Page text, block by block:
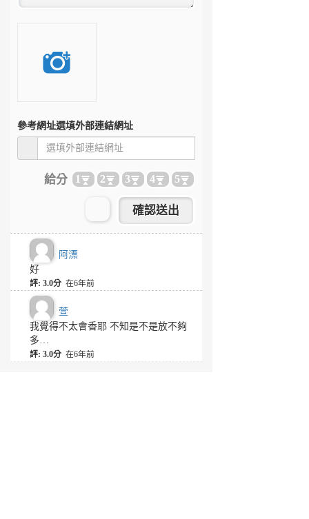
參考網址選填外部連結網址
給分 1 2 3 4 5
阿漂
好
評: 3.0分 在6年前
萱
我覺得不太會香耶 不知是不是放不夠
多…
評: 3.0分 在6年前